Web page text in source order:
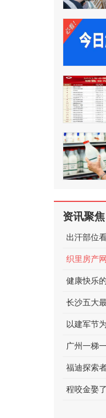
资讯聚焦
出汗部位
织里房产
健康快乐
长沙五大
广州一梯
福迪探索
程咬金娶